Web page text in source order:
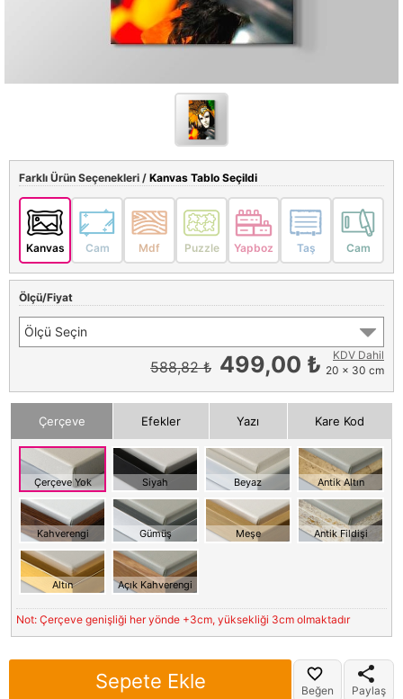
Farklı Ürün Seçenekleri / Kanvas Tablo Seçildi
Kanvas Cam Mdf Puzzle Yapboz Taş Cam
Ölçü/Fiyat
Ölçü Seçin
588,82 ₺ 499,00 ₺
KDV Dahil
20 x 30 cm
Çerçeve Efekler Yazı Kare Kod
Çerçeve Yok Siyah Beyaz Antik Altın
Kahverengi Gümüş Meşe Antik Fildişi
Altın Açık Kahverengi
Not: Çerçeve genişliği her yönde +3cm, yüksekliği 3cm olmaktadır
Sepete Ekle Beğen Paylaş